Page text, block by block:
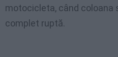
motocicleta, când coloana
complet ruptă.